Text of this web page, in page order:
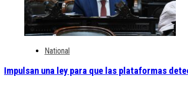
National
Impulsan una ley para que las plataformas